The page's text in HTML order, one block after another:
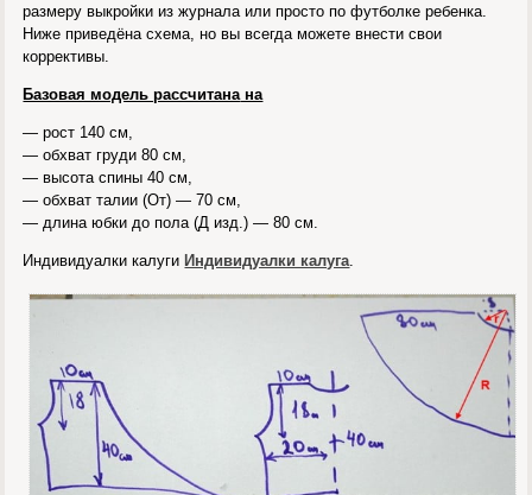
размеру выкройки из журнала или просто по футболке ребенка.
Ниже приведёна схема, но вы всегда можете внести свои
коррективы.
Базовая модель рассчитанана
— рост 140 см,
— обхват груди 80 см,
— высота спины 40 см,
— обхват талии (От) — 70 см,
— длина юбки до пола (Д изд.) — 80 см.
Индивидуалки калуги Индивидуалки калуга.